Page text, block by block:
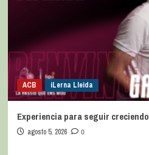
ACB iLerna Lleida
Experiencia para seguir creciendo
agosto 5, 2026 0